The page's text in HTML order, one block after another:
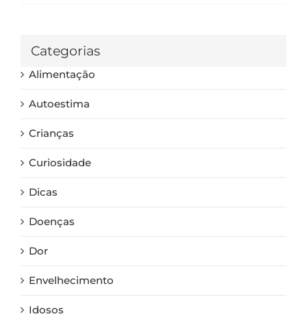
Categorias
Alimentação
Autoestima
Crianças
Curiosidade
Dicas
Doenças
Dor
Envelhecimento
Idosos